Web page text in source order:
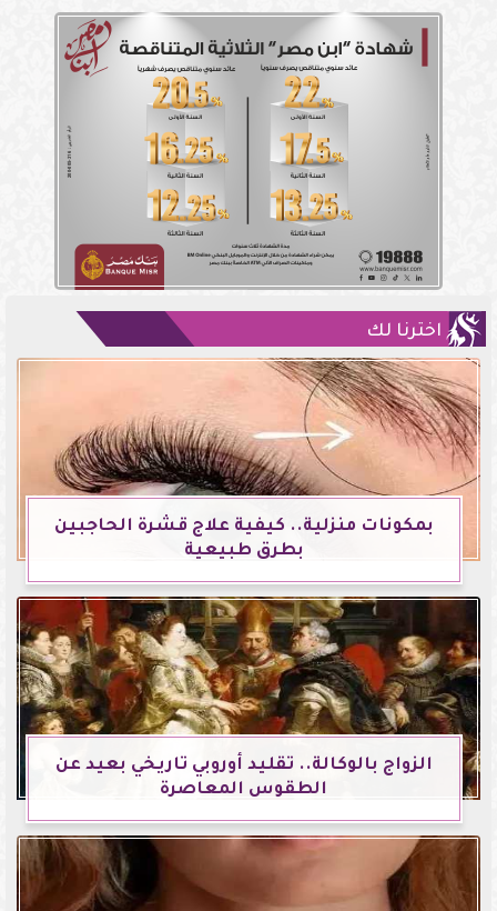
اخترنا لك
بمكونات منزلية.. كيفية علاج قشرة الحاجبين
بطرق طبيعية
الزواج بالوكالة.. تقليد أوروبي تاريخي بعيد عن
الطقوس المعاصرة